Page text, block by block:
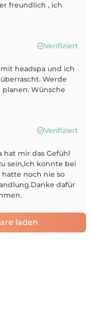
freundlich , ich
Verifiziert
headspa und ich
Werde
Wünsche
Verifiziert
hat mir das Gefühl
sein,Ich konnte bei
noch nie so
dafür
laden